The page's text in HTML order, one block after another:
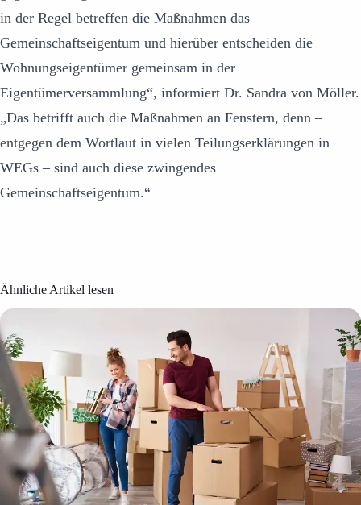
in der Regel betreffen die Maßnahmen das
Gemeinschaftseigentum und hierüber entscheiden die
Wohnungseigentümer gemeinsam in der
Eigentümerversammlung“, informiert Dr. Sandra von Möller.
„Das betrifft auch die Maßnahmen an Fenstern, denn –
entgegen dem Wortlaut in vielen Teilungserklärungen in
WEGs – sind auch diese zwingendes
Gemeinschaftseigentum.“
Ähnliche Artikel lesen